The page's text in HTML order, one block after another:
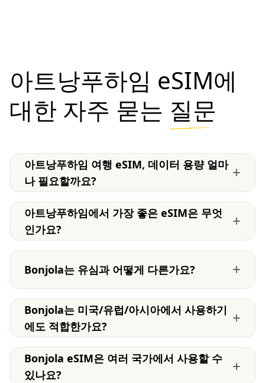
아트낭푸하임 eSIM에
대한 자주 묻는 질문
아트낭푸하임 여행 eSIM, 데이터 용량 얼마
나 필요할까요?
+
아트낭푸하임에서 가장 좋은 eSIM은 무엇
인가요?
+
Bonjola는 유심과 어떻게 다른가요? +
Bonjola는 미국/유럽/아시아에서 사용하기
에도 적합한가요?
+
Bonjola eSIM은 여러 국가에서 사용할 수
있나요?
+